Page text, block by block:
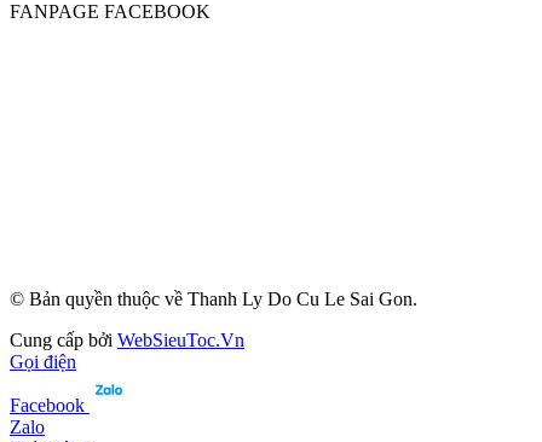
FANPAGE FACEBOOK
© Bản quyền thuộc về Thanh Ly Do Cu Le Sai Gon.
Cung cấp bởi WebSieuToc.Vn
Gọi điện
Facebook
Zalo